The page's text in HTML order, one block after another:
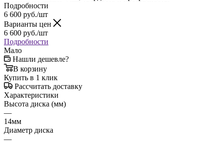
Подробности
6 600 руб./шт
Варианты цен
6 600 руб./шт
Подробности
Мало
Нашли дешевле?
В корзину
Купить в 1 клик
Рассчитать доставку
Характеристики
Высота диска (мм)
—
14мм
Диаметр диска
—